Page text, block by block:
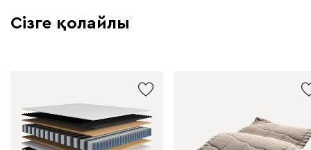
Сізге қолайлы